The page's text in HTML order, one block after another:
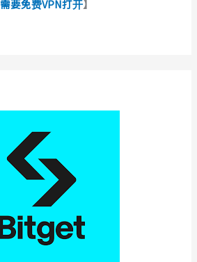
需要免费VPN打开】